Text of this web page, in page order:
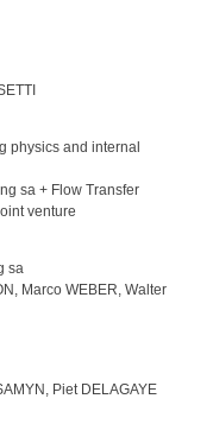
physics and internal
sa + Flow Transfer
venture
sa
Marco WEBER, Walter
Piet DELAGAYE